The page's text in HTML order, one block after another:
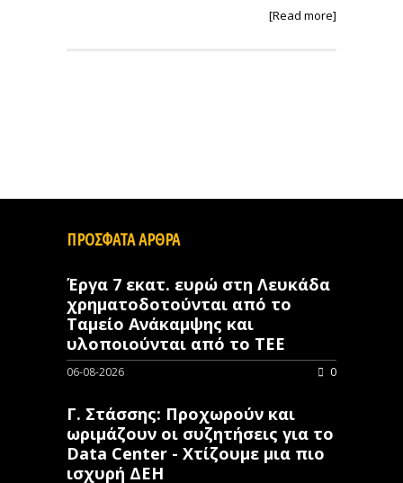
[Read more]
ΠΡΟΣΦΑΤΑ ΑΡΘΡΑ
Έργα 7 εκατ. ευρώ στη Λευκάδα
χρηματοδοτούνται από το
Ταμείο Ανάκαμψης και
υλοποιούνται από το ΤΕΕ
06-08-2026 0
Γ. Στάσσης: Προχωρούν και
ωριμάζουν οι συζητήσεις για το
Data Center - Χτίζουμε μια πιο
ισχυρή ΔΕΗ